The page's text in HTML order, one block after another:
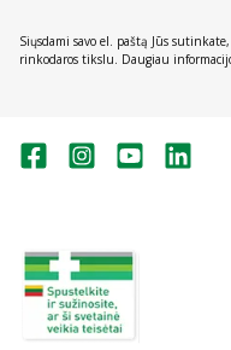
Siųsdami savo el. paštą Jūs
rinkodaros tikslu. Daugiau